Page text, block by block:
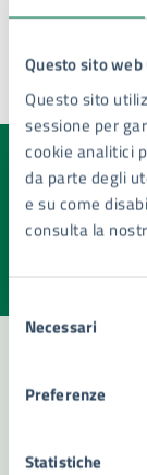
Questo sito
Questo sito
sessione per
cookie analitici
da parte degli
e su come
consulta la
delNecessari
Preferenze
Statistiche
Ultimo
Quanto
pagina?
Contatta il
Leggi le